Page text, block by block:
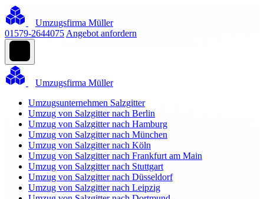
Umzugsfirma Müller
01579-2644075 Angebot anfordern
Umzugsfirma Müller
Umzugsunternehmen Salzgitter
Umzug von Salzgitter nach Berlin
Umzug von Salzgitter nach Hamburg
Umzug von Salzgitter nach München
Umzug von Salzgitter nach Köln
Umzug von Salzgitter nach Frankfurt am Main
Umzug von Salzgitter nach Stuttgart
Umzug von Salzgitter nach Düsseldorf
Umzug von Salzgitter nach Leipzig